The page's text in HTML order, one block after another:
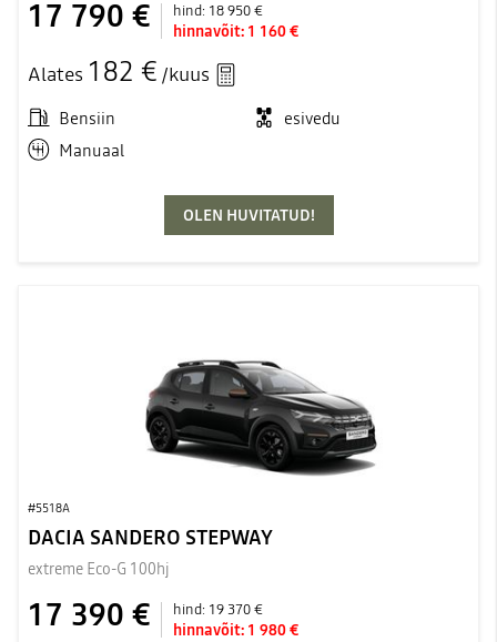
17 790 € hind: 18 950 €
hinnavõit: 1 160 €
Alates 182 € /kuus
Bensiin
esivedu
Manuaal
OLEN HUVITATUD!
#5518A
DACIA SANDERO STEPWAY
extreme Eco-G 100hj
17 390 € hind: 19 370 €
hinnavõit: 1 980 €